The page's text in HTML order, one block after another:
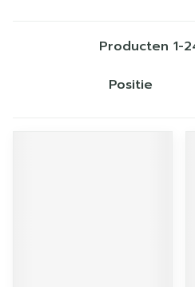
Producten 1-
Sorteer op: